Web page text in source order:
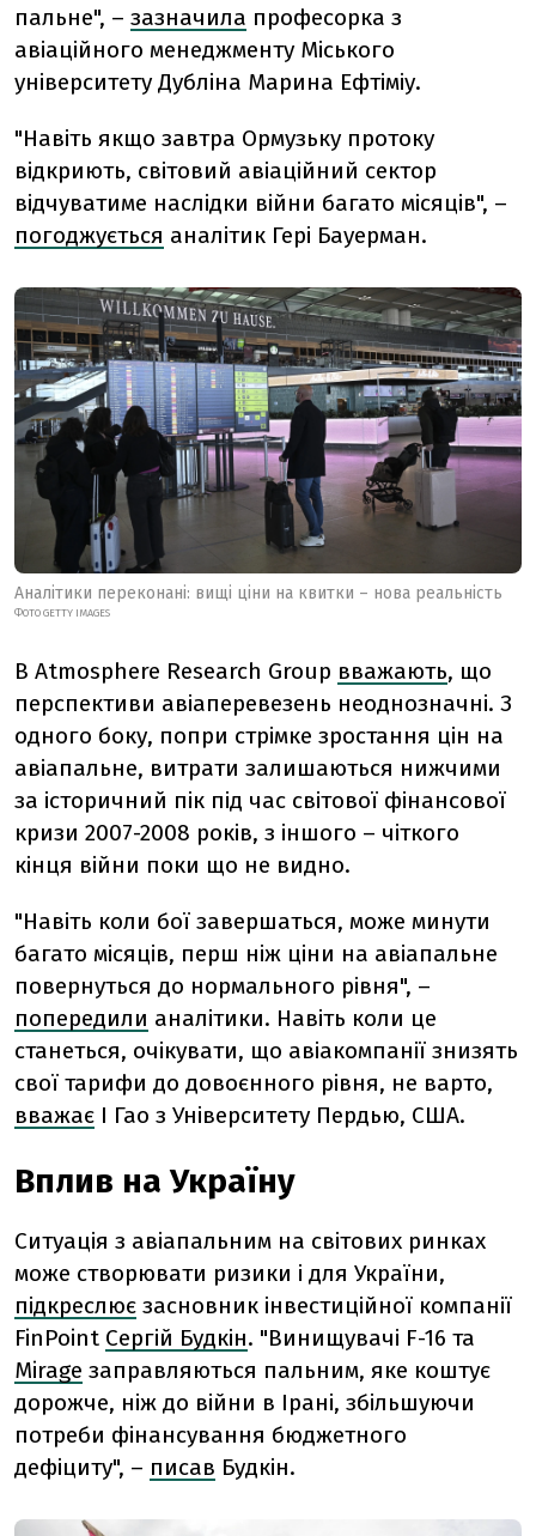
пальне", – зазначила професорка з
авіаційного менеджменту Міського
університету Дубліна Марина Ефтіміу.
"Навіть якщо завтра Ормузьку протоку
відкриють, світовий авіаційний сектор
відчуватиме наслідки війни багато місяців", –
погоджується аналітик Гері Бауерман.
Аналітики переконані: вищі ціни на квитки – нова реальність
ФОТО GETTY IMAGES
В Atmosphere Research Group вважають, що
перспективи авіаперевезень неоднозначні. З
одного боку, попри стрімке зростання цін на
авіапальне, витрати залишаються нижчими
за історичний пік під час світової фінансової
кризи 2007-2008 років, з іншого – чіткого
кінця війни поки що не видно.
"Навіть коли бої завершаться, може минути
багато місяців, перш ніж ціни на авіапальне
повернуться до нормального рівня", –
попередили аналітики. Навіть коли це
станеться, очікувати, що авіакомпанії знизять
свої тарифи до довоєнного рівня, не варто,
вважає І Гао з Університету Пердью, США.
Вплив на Україну
Ситуація з авіапальним на світових ринках
може створювати ризики і для України,
підкреслює засновник інвестиційної компанії
FinPoint Сергій Будкін. "Винищувачі F-16 та
Mirage заправляються пальним, яке коштує
дорожче, ніж до війни в Ірані, збільшуючи
потреби фінансування бюджетного
дефіциту", – писав Будкін.